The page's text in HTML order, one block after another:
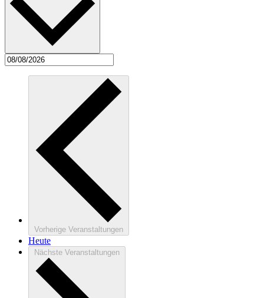
Vorherige Veranstaltungen
Heute
Nächste Veranstaltungen